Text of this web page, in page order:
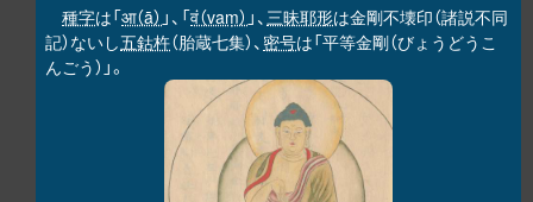
種字は「आ（ā） 」、「वं（vaṃ） 」、三昧耶形は金剛不壊印（諸説不同
記）ないし五鈷杵（胎蔵七集）、 密号は「平等金剛（びょうどうこ
んごう）」。